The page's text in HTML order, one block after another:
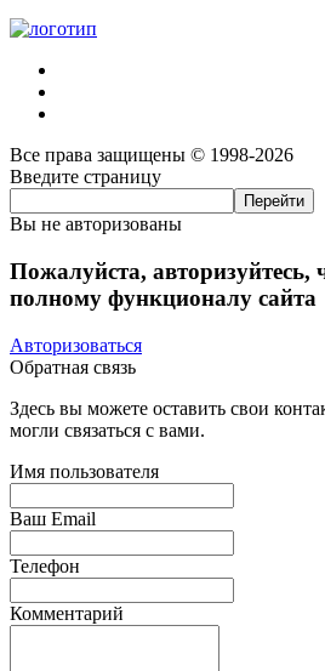
Все права защищены © 1998-2026
Введите страницу
Вы не авторизованы
Пожалуйста, авторизуйтесь,
полному функционалу сайта
Авторизоваться
Обратная связь
Здесь вы можете оставить свои
могли связаться с вами.
Имя пользователя
Ваш Email
Телефон
Комментарий